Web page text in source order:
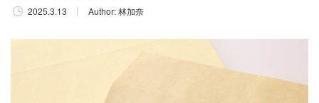
2025.3.13 Author:林加奈